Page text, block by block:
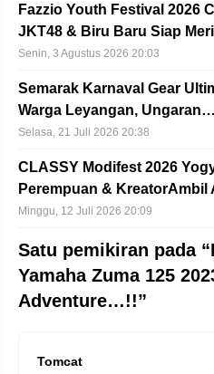
Fazzio Youth Festival 2026
JKT48 & Biru Baru Siap
Senin, 3 Agustus 2026 20:03
Semarak Karnaval Gear
Warga Leyangan, Ungaran…
Selasa, 21 Juli 2026 20:38
CLASSY Modifest 2026
Perempuan &
Minggu, 12 Juli 2026 20:09
Satu pemikiran pada
Yamaha Zuma 125
Adventure…!!”
Tomcat